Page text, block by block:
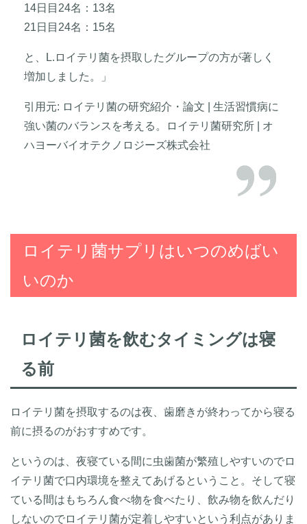
14日目24名：13名
21日目24名：15名
と、L.ロイテリ菌を摂取したグループの方が著しく
増加しました。」
引用元: ロイテリ菌の研究紹介・論文 | 生活習慣病に
強い菌のバランスを考える。ロイテリ菌研究所 | オ
ハヨーバイオテクノロジーズ株式会社
ロイテリ菌サプリはいつのめばい
いのか
ロイテリ菌を飲むタイミングは寝
る前
ロイテリ菌を摂取するのは夜、歯磨きが終わってから寝る
前に摂るのがおすすめです。
というのは、夜寝ている間に虫歯菌が繁殖しやすいのでロ
イテリ菌で口内環境を整えてあげるということ。そして寝
ている間はもちろん食べ物を食べたり、飲み物を飲んだり
しないのでロイテリ菌が定着しやすいという利点がありま